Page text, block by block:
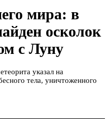
мира: в
осколок
с Луну
указал на
тела, уничтоженного